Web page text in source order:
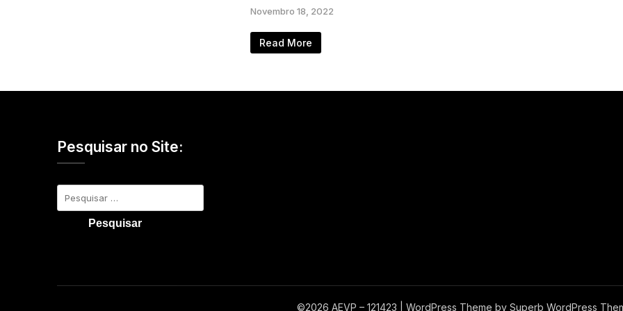
Novembro 18, 2022
Read More
Pesquisar no Site:
Pesquisar
por:
©2026 AEVP – 121423 | WordPress Theme by Superb WordPress